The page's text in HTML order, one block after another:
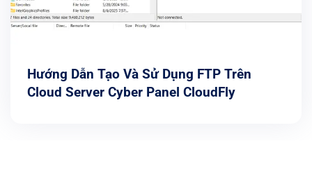
Hướng Dẫn Tạo Và Sử Dụng FTP Trên
Cloud Server Cyber Panel CloudFly